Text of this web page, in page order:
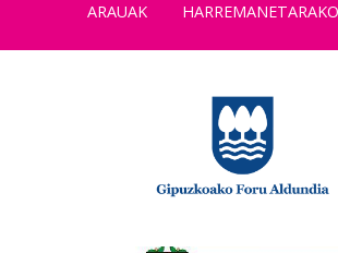
ARAUAK
HARREMANETARAKO